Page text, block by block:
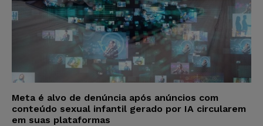
Meta é alvo de denúncia após anúncios com
conteúdo sexual infantil gerado por IA circularem
em suas plataformas